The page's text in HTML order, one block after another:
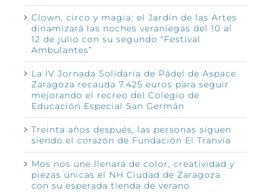
Clown, circo y magia: el Jardín de las Artes
dinamizará las noches veraniegas del 10 al
12 de julio con su segundo “Festival
Ambulantes”
La IV Jornada Solidaria de Pádel de Aspace
Zaragoza recauda 7.425 euros para seguir
mejorando el recreo del Colegio de
Educación Especial San Germán
Treinta años después, las personas siguen
siendo el corazón de Fundación El Tranvía
Mos nos une llenará de color, creatividad y
piezas únicas el NH Ciudad de Zaragoza
con su esperada tienda de verano